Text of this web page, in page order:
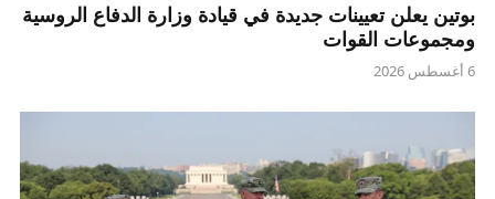
بوتين يعلن تعيينات جديدة في قيادة وزارة الدفاع الروسية
ومجموعات القوات
6 أغسطس 2026